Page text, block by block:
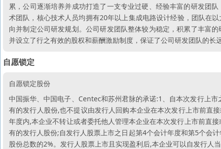
累，公司逐渐培养并成功打造了一支专业过硬、经验丰富的研发团
术团队，核心技术人员均拥有20年以上集成电路设计经验，团队在
向并制定公司研发规划。公司研发团队整体较为稳定，积累了丰富
并设立了行之有效的股权和薪酬激励制度，保证了公司研发团队的长
自愿锁定
自愿锁定股份
中国振华、中国电子、Centec和苏州君脉的承诺:1、自本次发行上
有的发行人股份,也不提议由发行人回购本企业在本次发行上市前直
年度内,本企业不转让或者委托他人管理本企业在本次发行上市前直
有的发行人股份;自发行人股票上市之日起第4个会计年度和第5个会
股份总数的2%。发行人股票上市且实现盈利后,本企业可以自发行